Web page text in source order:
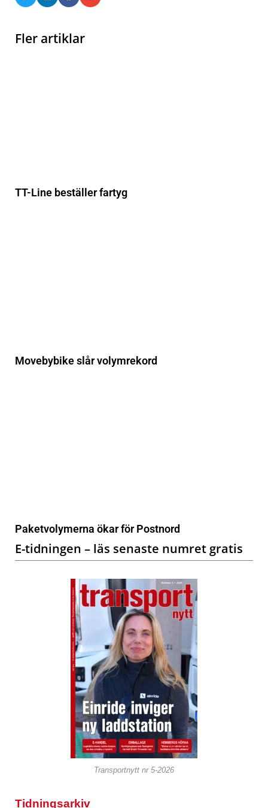
Fler artiklar
TT-Line beställer fartyg
Movebybike slår volymrekord
Paketvolymerna ökar för Postnord
E-tidningen – läs senaste numret gratis
Transportnytt nr 5-2026
Tidningsarkiv